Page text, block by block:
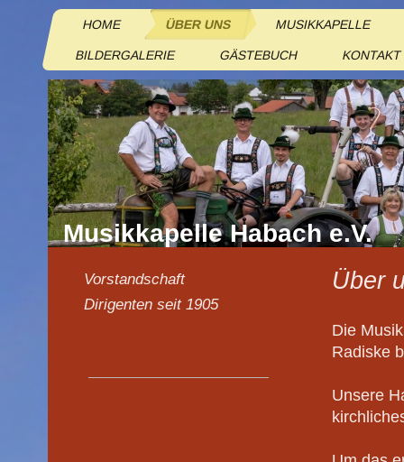
HOME ÜBER UNS MUSIKKAPELLE
BILDERGALERIE GÄSTEBUCH KONTAKT
Musikkapelle Habach e.V.
Über
Die
Radiske
Unsere
Vorstandschaft
Dirigenten seit 1905